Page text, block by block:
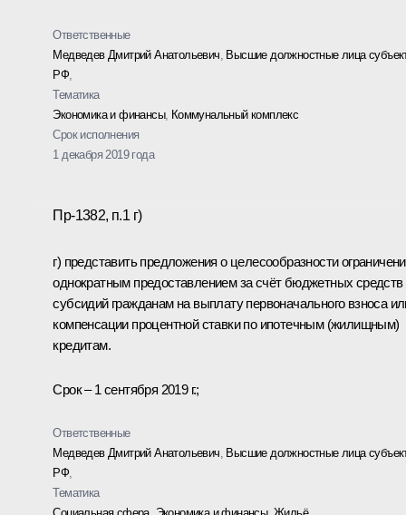
Ответственные
Медведев Дмитрий Анатольевич Высшие должностные лица
РФ,
Тематика
Экономика и финансы, Коммунальный комплекс
Срок исполнения
1 декабря 2019 года
Пр-1382, п.1 г)
г) представить предложения о целесообразности
однократным предоставлением за счёт бюджетных средств
субсидий гражданам на выплату первоначального взноса
компенсации процентной ставки по ипотечным (жилищным)
кредитам.
Срок – 1 сентября 2019 г.;
Ответственные
Медведев Дмитрий Анатольевич Высшие должностные лица
РФ,
Тематика